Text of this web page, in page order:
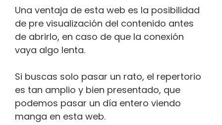
Una ventaja de esta web es la posibilidad
de pre visualización del contenido antes
de abrirlo, en caso de que la conexión
vaya algo lenta.
Si buscas solo pasar un rato, el repertorio
es tan amplio y bien presentado, que
podemos pasar un día entero viendo
manga en esta web.